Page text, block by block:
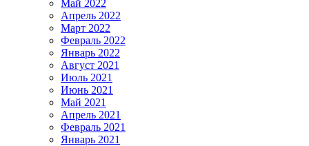
Май 2022
Апрель 2022
Март 2022
Февраль 2022
Январь 2022
Август 2021
Июль 2021
Июнь 2021
Май 2021
Апрель 2021
Февраль 2021
Январь 2021